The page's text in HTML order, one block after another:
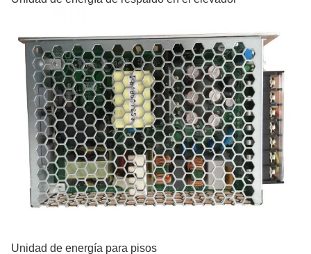
Unidad de energía para pisos